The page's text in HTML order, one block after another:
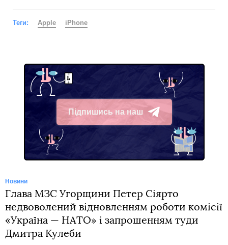
Теги: Apple iPhone
Підпишись на наш
Telegram
Новини
Глава МЗС Угорщини Петер Сіярто
недвоволений відновленням роботи комісії
«Україна — НАТО» і запрошенням туди
Дмитра Кулеби